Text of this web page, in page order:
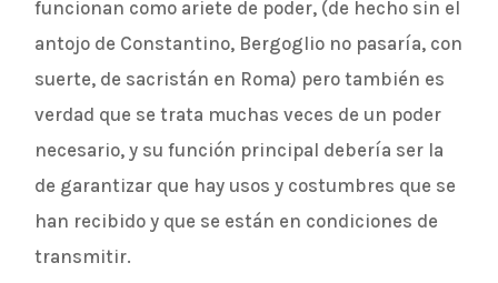
funcionan como ariete de poder, (de hecho sin el
antojo de Constantino, Bergoglio no pasaría, con
suerte, de sacristán en Roma) pero también es
verdad que se trata muchas veces de un poder
necesario, y su función principal debería ser la
de garantizar que hay usos y costumbres que se
han recibido y que se están en condiciones de
transmitir.